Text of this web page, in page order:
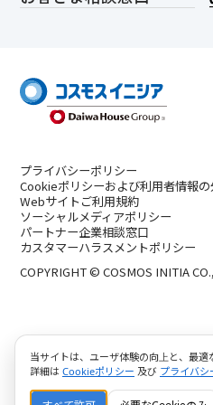
プライバシーポリシー
Cookieポリシーおよび利用者情報
Webサイトご利用規約
ソーシャルメディアポリシー
パートナー企業相談窓口
カスタマーハラスメントポリシー
COPYRIGHT © COSMOS INITIA
当サイトは、ユーザ体験の向上と、最
詳細は Cookieポリシー 及び プライバシ